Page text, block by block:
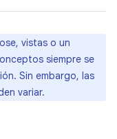
vistas o un
siempre se
Sin embargo, las
variar.